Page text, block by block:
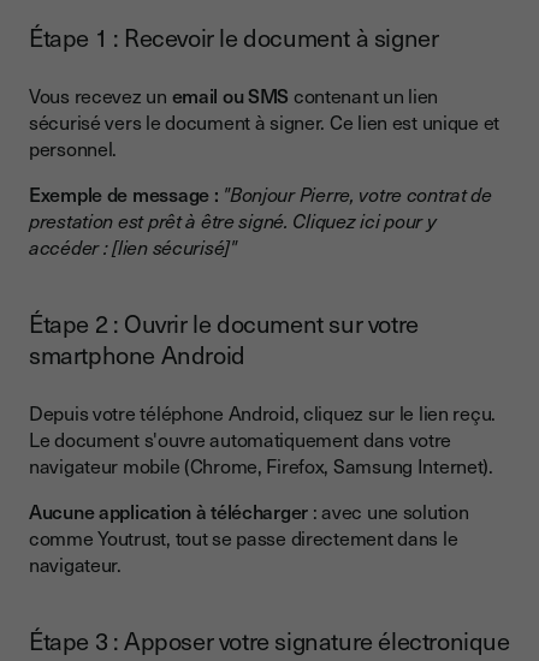
Étape 1 : Recevoir le document à signer
Vous recevez un email ou SMS contenant un lien
sécurisé vers le document à signer. Ce lien est unique et
personnel.
Exemple de message : "Bonjour Pierre, votre contrat de
prestation est prêt à être signé. Cliquez ici pour y
accéder : [lien sécurisé]"
Étape 2 : Ouvrir le document sur votre
smartphone Android
Depuis votre téléphone Android, cliquez sur le lien reçu.
Le document s'ouvre automatiquement dans votre
navigateur mobile (Chrome, Firefox, Samsung Internet).
Aucune application à télécharger : avec une solution
comme Youtrust, tout se passe directement dans le
navigateur.
Étape 3 : Apposer votre signature électronique